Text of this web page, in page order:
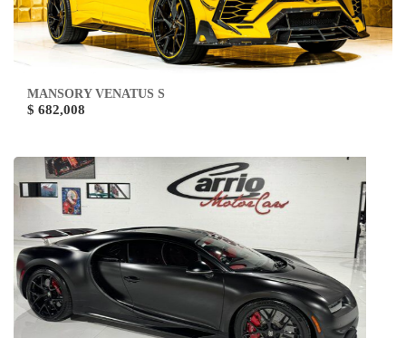
MANSORY VENATUS S
$ 682,008